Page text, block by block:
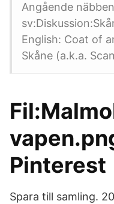
Angående
English: Coat of
Skåne (a.k.a.
Pinterest
Spara till samling.